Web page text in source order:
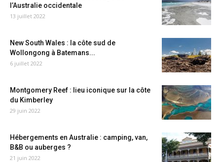
l’Australie occidentale
13 juillet 2022
New South Wales : la côte sud de
Wollongong à Batemans...
6 juillet 2022
Montgomery Reef : lieu iconique sur la côte
du Kimberley
29 juin 2022
Hébergements en Australie : camping, van,
B&B ou auberges ?
21 juin 2022